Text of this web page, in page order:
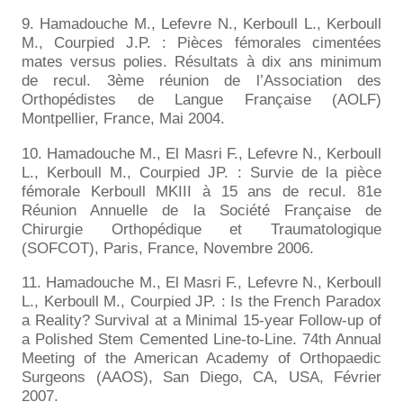
9. Hamadouche M., Lefevre N., Kerboull L., Kerboull
M., Courpied J.P. : Pièces fémorales cimentées
mates versus polies. Résultats à dix ans minimum
de recul. 3ème réunion de l’Association des
Orthopédistes de Langue Française (AOLF)
Montpellier, France, Mai 2004.
10. Hamadouche M., El Masri F., Lefevre N., Kerboull
L., Kerboull M., Courpied JP. : Survie de la pièce
fémorale Kerboull MKIII à 15 ans de recul. 81e
Réunion Annuelle de la Société Française de
Chirurgie Orthopédique et Traumatologique
(SOFCOT), Paris, France, Novembre 2006.
11. Hamadouche M., El Masri F., Lefevre N., Kerboull
L., Kerboull M., Courpied JP. : Is the French Paradox
a Reality? Survival at a Minimal 15-year Follow-up of
a Polished Stem Cemented Line-to-Line. 74th Annual
Meeting of the American Academy of Orthopaedic
Surgeons (AAOS), San Diego, CA, USA, Février
2007.